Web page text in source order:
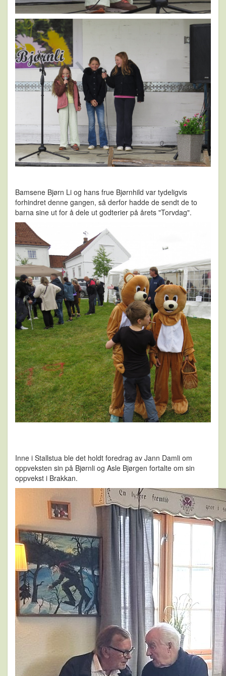
Bamsene Bjørn Li og hans frue Bjørnhild var tydeligvis
forhindret denne gangen, så derfor hadde de sendt de to
barna sine ut for å dele ut godterier på årets "Torvdag".
Inne i Stallstua ble det holdt foredrag av Jann Damli om
oppveksten sin på Bjørnli og Asle Bjørgen fortalte om sin
oppvekst i Brakkan.